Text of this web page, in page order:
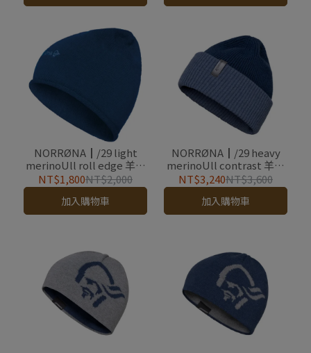
NORRØNA┃/29 light
merinoUll roll edge 羊毛
保暖帽 靛青藍
NT$1,800NT$2,000
加入購物車
NORRØNA┃/29 heavy
merinoUll contrast 羊毛
保暖帽 靛青藍
NT$3,240NT$3,600
加入購物車